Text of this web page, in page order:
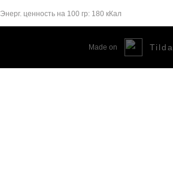
Энерг. ценность на 100 гр: 180 кКал
Made on Tilda